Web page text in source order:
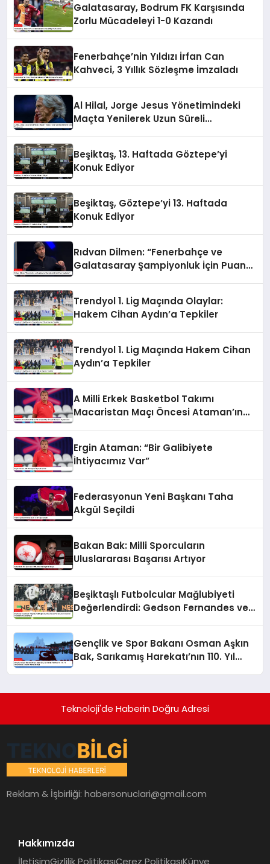
Galatasaray, Bodrum FK Karşısında
Zorlu Mücadeleyi 1-0 Kazandı
Fenerbahçe’nin Yıldızı İrfan Can
Kahveci, 3 Yıllık Sözleşme İmzaladı
Al Hilal, Jorge Jesus Yönetimindeki
Maçta Yenilerek Uzun Süreli
Beşiktaş, 13. Haftada Göztepe’yi
Konuk Ediyor
Beşiktaş, Göztepe’yi 13. Haftada
Konuk Ediyor
Rıdvan Dilmen: “Fenerbahçe ve
Galatasaray Şampiyonluk İçin Puan
Trendyol 1. Lig Maçında Olaylar:
Hakem Cihan Aydın’a Tepkiler
Trendyol 1. Lig Maçında Hakem Cihan
Aydın’a Tepkiler
A Milli Erkek Basketbol Takımı
Macaristan Maçı Öncesi Ataman’ın
Ergin Ataman: “Bir Galibiyete
İhtiyacımız Var”
Federasyonun Yeni Başkanı Taha
Akgül Seçildi
Bakan Bak: Milli Sporcuların
Uluslararası Başarısı Artıyor
Beşiktaşlı Futbolcular Mağlubiyeti
Değerlendirdi: Gedson Fernandes ve
Gençlik ve Spor Bakanı Osman Aşkın
Bak, Sarıkamış Harekatı’nın 110. Yıl
Teknoloji'de Haberin Doğru Adresi
Reklam & İşbirliği:habersonuclari@gmail.com
Hakkımızda
İletişimGizlilik PolitikasıÇerez PolitikasıKünye